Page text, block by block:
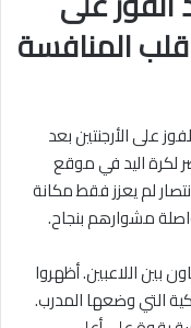
قلب المنافسة
على الأرجنتين بعد
لكرة اليد في موقع
باريس 2024. هذا الانتصار لم يعزز فقط مكانة
مشوارهم بنجاح.
بين اللاعبين. أظهروا
التي وضعها المدرب.